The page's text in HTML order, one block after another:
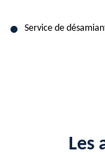
Service de
Les